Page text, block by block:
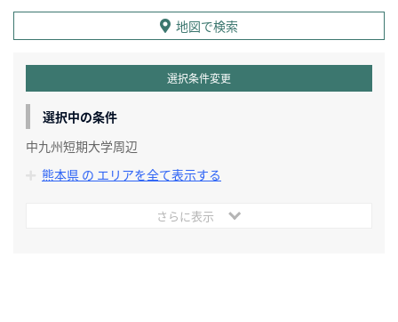
地図で検索
選択条件変更
選択中の条件
中九州短期大学周辺
熊本県 の エリアを全て表示する
さらに表示